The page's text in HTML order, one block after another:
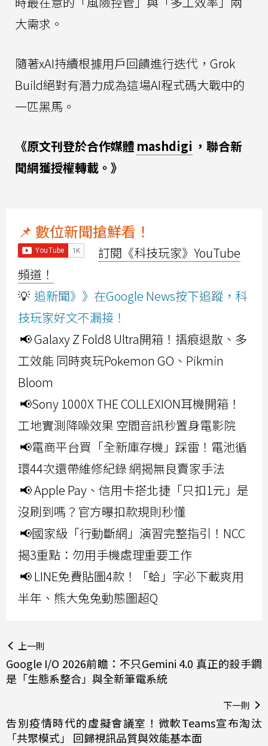
大需求。
隨著xAI持續根據用戶回饋進行迭代，Grok
Build絕對有潛力成為這場AI程式碼大戰中的
一匹黑馬。
《原文刊登於合作媒體 mashdigi ，聯合新
聞網獲授權轉載。》
📌 數位新聞搶鮮看！
訂閱《科技玩家》YouTube
頻道！
💡 追新聞》》在Google News按下追蹤，科
技玩家好文不漏接！
📢 Galaxy Z Fold8 Ultra開箱！摺痕退散、多
工效能 同時爽玩Pokemon GO、Pikmin
Bloom
📢Sony 1000X THE COLLEXION耳機開箱！
工地實測降噪效果 空間音訊秒置身電影院
📢電商平台買「全新庫存機」踩雷！電池循
環44次還帶維修紀錄 網揭無良賣家手法
📢 Apple Pay、信用卡搭北捷「只扣1元」是
沒刷到嗎？官方曝扣款規則秒懂
📢國家級「行動斷網」演習完整指引！NCC
揭3重點：勿用手機處理重要工作
📢 LINE免費貼圖4款！「蛤」字必下載爽用
半年、熊大兔兔動態圖超Q
上一則
Google I/O 2026前瞻：不只Gemini 4.0 真正的殺手鐧
是「生態系整合」與全新筆電系統
下一則
告別疫情時代的虛擬會議室！微軟Teams宣布淘汰
「共聚模式」 回歸視訊品質與效能基本面